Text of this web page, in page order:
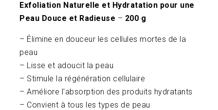
Exfoliation Naturelle et Hydratation pour une
Peau Douce et Radieuse – 200 g
– Élimine en douceur les cellules mortes de la
peau
– Lisse et adoucit la peau
– Stimule la régénération cellulaire
– Améliore l'absorption des produits hydratants
– Convient à tous les types de peau